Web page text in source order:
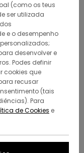
(como os teus
ser utilizada
e o desempenho
desenvolver e
Podes definir
cookies que
recusar
(tais
Para
de Cookies e